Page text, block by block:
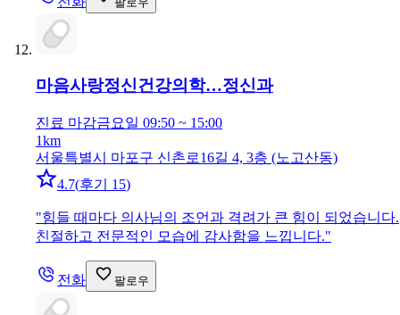
마음사랑정신건강의학…정신과
진료 마감금요일 09:50 ~ 15:00
1km
서울특별시 마포구 신촌로16길 4, 3층 (노고산동)
4.7(후기 15)
"힘들 때마다 의사님의 조언과 격려가 큰 힘이 되었습니다.
친절하고 전문적인 모습에 감사함을 느낍니다."
전화 팔로우